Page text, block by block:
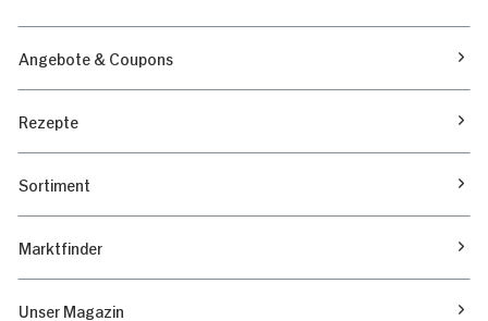
Angebote & Coupons
Rezepte
Sortiment
Marktfinder
Unser Magazin